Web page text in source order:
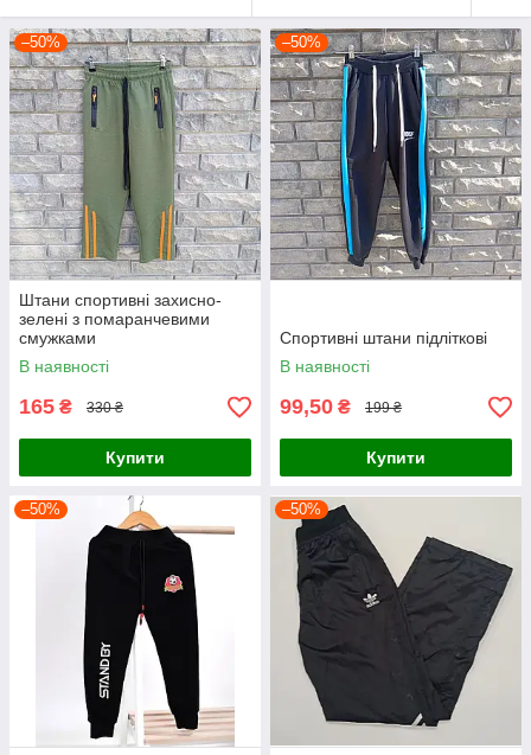
–50%
Штани спортивні захисно-
зелені з помаранчевими
смужками
В наявності
165 ₴ 330 ₴
Купити
–50%
Спортивні штани підліткові
В наявності
99,50 ₴ 199 ₴
Купити
–50% –50%